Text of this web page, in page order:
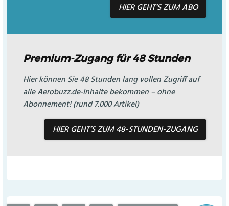
HIER GEHT’S ZUM ABO
Premium-Zugang für 48 Stunden
Hier können Sie 48 Stunden lang vollen Zugriff auf
alle Aerobuzz.de-Inhalte bekommen – ohne
Abonnement! (rund 7.000 Artikel)
HIER GEHT’S ZUM 48-STUNDEN-ZUGANG